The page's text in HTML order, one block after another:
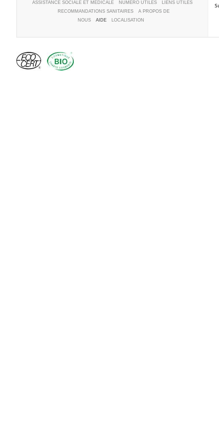
ASSISTANCE SOCIALE ET MÉDICALE NUMERO UTILES
LIENS UTILES
RECOMMANDATIONS SANITAIRES
A PROPOS DE
NOUS
AIDE LOCALISATION